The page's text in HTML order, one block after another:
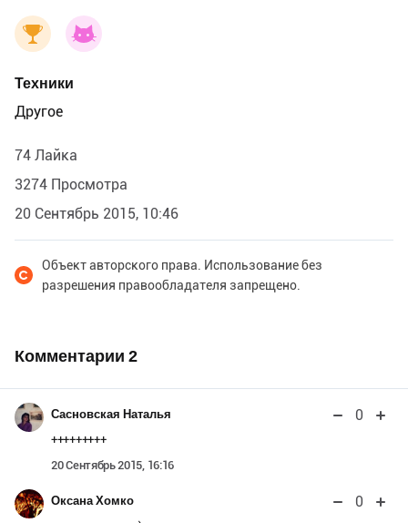
Техники
Другое
74 Лайка
3274 Просмотра
20 Сентябрь 2015, 10:46
Объект авторского права. Использование без
разрешения правообладателя запрещено.
Комментарии 2
Сасновская Наталья 0
+++++++++
20 Сентябрь 2015, 16:16
Оксана Хомко 0